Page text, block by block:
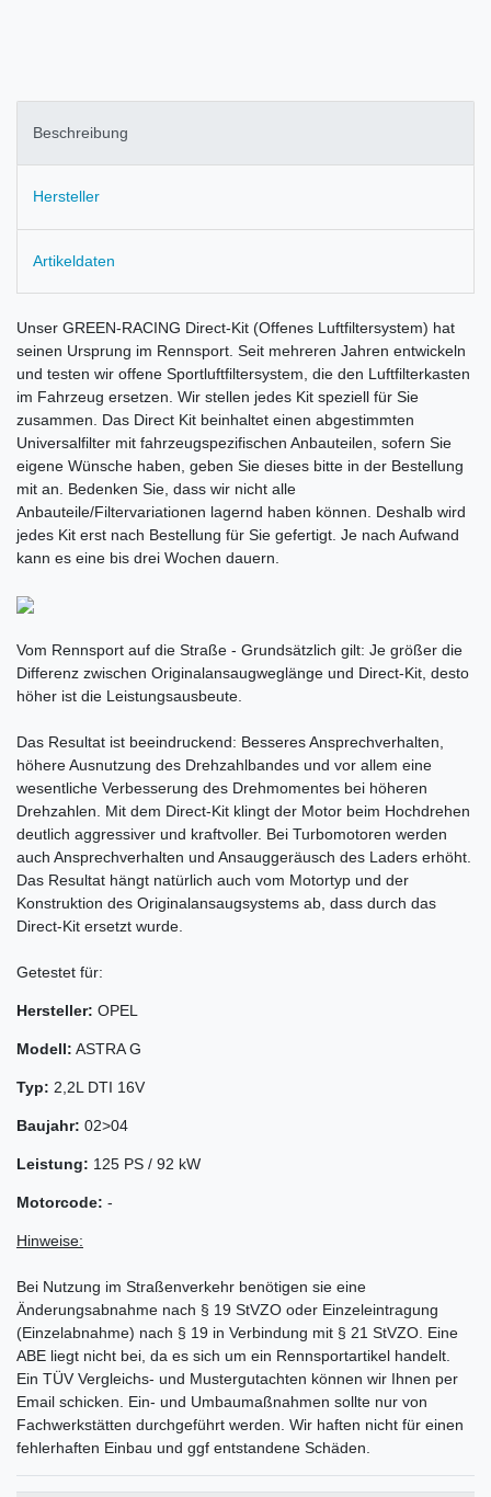
Beschreibung
Hersteller
Artikeldaten
Unser GREEN-RACING Direct-Kit (Offenes Luftfiltersystem) hat
seinen Ursprung im Rennsport. Seit mehreren Jahren entwickeln
und testen wir offene Sportluftfiltersystem, die den Luftfilterkasten
im Fahrzeug ersetzen. Wir stellen jedes Kit speziell für Sie
zusammen. Das Direct Kit beinhaltet einen abgestimmten
Universalfilter mit fahrzeugspezifischen Anbauteilen, sofern Sie
eigene Wünsche haben, geben Sie dieses bitte in der Bestellung
mit an. Bedenken Sie, dass wir nicht alle
Anbauteile/Filtervariationen lagernd haben können. Deshalb wird
jedes Kit erst nach Bestellung für Sie gefertigt. Je nach Aufwand
kann es eine bis drei Wochen dauern.
Vom Rennsport auf die Straße - Grundsätzlich gilt: Je größer die
Differenz zwischen Originalansaugweglänge und Direct-Kit, desto
höher ist die Leistungsausbeute.
Das Resultat ist beeindruckend: Besseres Ansprechverhalten,
höhere Ausnutzung des Drehzahlbandes und vor allem eine
wesentliche Verbesserung des Drehmomentes bei höheren
Drehzahlen. Mit dem Direct-Kit klingt der Motor beim Hochdrehen
deutlich aggressiver und kraftvoller. Bei Turbomotoren werden
auch Ansprechverhalten und Ansauggeräusch des Laders erhöht.
Das Resultat hängt natürlich auch vom Motortyp und der
Konstruktion des Originalansaugsystems ab, dass durch das
Direct-Kit ersetzt wurde.
Getestet für:
Hersteller: OPEL
Modell: ASTRA G
Typ: 2,2L DTI 16V
Baujahr: 02>04
Leistung: 125 PS / 92 kW
Motorcode: -
Hinweise:
Bei Nutzung im Straßenverkehr benötigen sie eine
Änderungsabnahme nach § 19 StVZO oder Einzeleintragung
(Einzelabnahme) nach § 19 in Verbindung mit § 21 StVZO. Eine
ABE liegt nicht bei, da es sich um ein Rennsportartikel handelt.
Ein TÜV Vergleichs- und Mustergutachten können wir Ihnen per
Email schicken. Ein- und Umbaumaßnahmen sollte nur von
Fachwerkstätten durchgeführt werden. Wir haften nicht für einen
fehlerhaften Einbau und ggf entstandene Schäden.